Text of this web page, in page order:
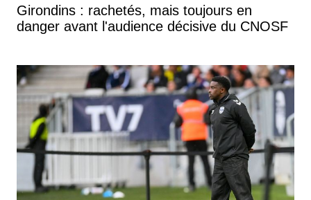
Girondins : rachetés, mais toujours en
danger avant l'audience décisive du CNOSF